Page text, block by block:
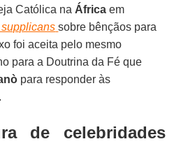
Católica na África em
sobre bênçãos para
foi aceita pelo mesmo
para a Doutrina da Fé que
para responder às
de celebridades